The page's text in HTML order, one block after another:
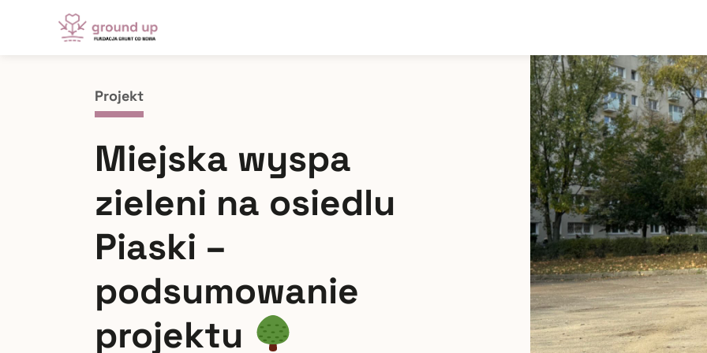
Projekt
Miejska wyspa
zieleni na osiedlu
Piaski –
podsumowanie
projektu